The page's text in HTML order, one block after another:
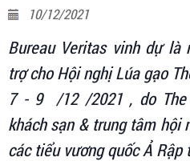
10/12/2021
Bureau Veritas vinh dự
trợ cho Hội nghị Lúa gạo
7 - 9 /12 /2021 , do The
khách sạn & trung tâm hội
các tiểu vương quốc Ả Rập